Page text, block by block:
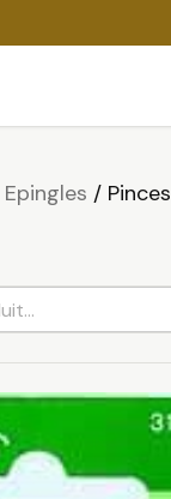
Epingles / Pinces